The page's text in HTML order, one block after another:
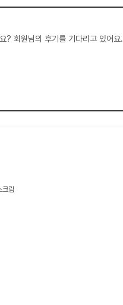
? 회원님의 후기를 기다리고 있어요.
크림